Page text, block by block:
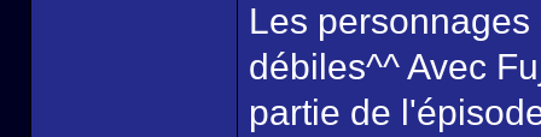
Les
débiles^^ Avec
partie de